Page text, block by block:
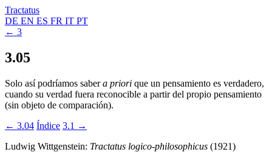
Tractatus
DE EN ES FR IT PT
← 3
3.05
Solo así podríamos sabera priori que un pensamiento es verdadero,
cuando su verdad fuera reconocible a partir del propio pensamiento
(sin objeto de comparación).
← 3.04 Índice 3.1 →
Ludwig Wittgenstein: Tractatus logico-philosophicus (1921)